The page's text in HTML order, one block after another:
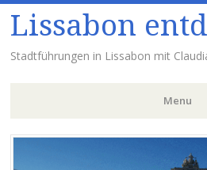
Lissabon
Stadtführungen in Lissabon mit
Menu
Skip to content